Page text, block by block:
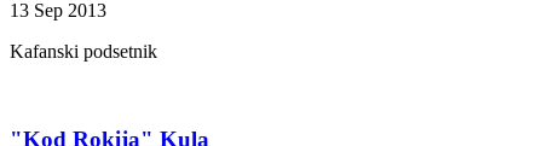
13 Sep 2013
Kafanski podsetnik
"Kod Rokija" Kula